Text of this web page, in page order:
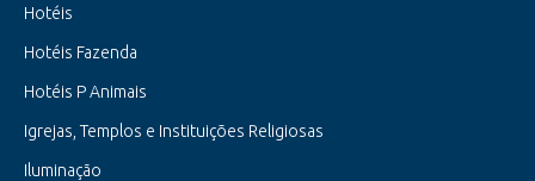
Hotéis
Hotéis Fazenda
Hotéis P Animais
Igrejas, Templos e Instituições Religiosas
Iluminação